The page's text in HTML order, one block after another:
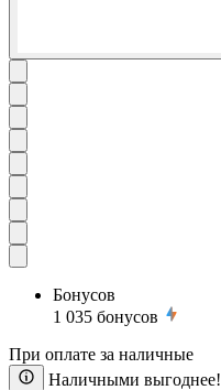
Бонусов
1 035 бонусов
При оплате за наличные
Наличными выгоднее!